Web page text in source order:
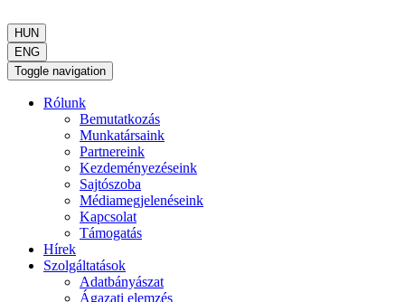
HUN
ENG
Toggle navigation
Rólunk
Bemutatkozás
Munkatársaink
Partnereink
Kezdeményezéseink
Sajtószoba
Médiamegjelenéseink
Kapcsolat
Támogatás
Hírek
Szolgáltatások
Adatbányászat
Ágazati elemzés